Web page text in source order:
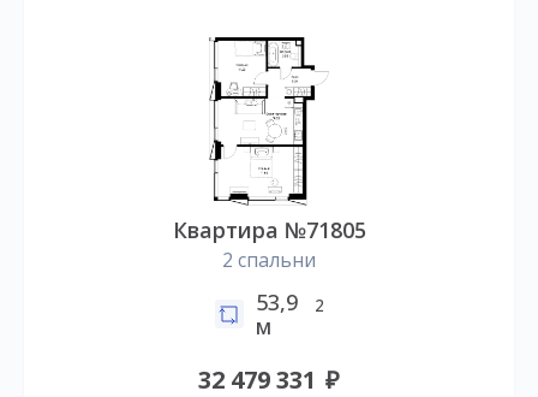
Квартира №71805
2 спальни
53,9
м
2
32 479 331